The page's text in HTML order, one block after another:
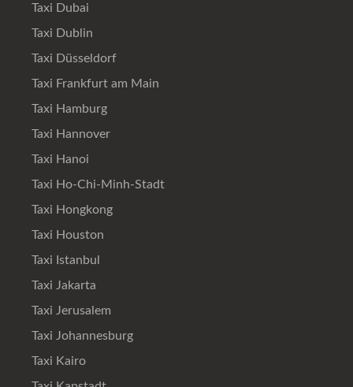
Taxi Dubai
Taxi Dublin
Taxi Düsseldorf
Taxi Frankfurt am Main
Taxi Hamburg
Taxi Hannover
Taxi Hanoi
Taxi Ho-Chi-Minh-Stadt
Taxi Hongkong
Taxi Houston
Taxi Istanbul
Taxi Jakarta
Taxi Jerusalem
Taxi Johannesburg
Taxi Kairo